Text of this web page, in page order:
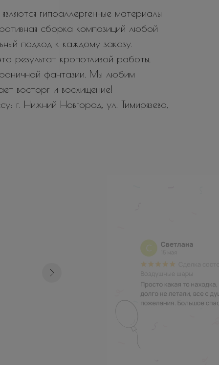
гипоаллергенные материалы
сборка композиций любой
подход к каждому заказу.
результат кропотливой работы,
фантазии. Мы любим
восторг и восхищение!
г. Нижний Новгород, ул. Тимирязева,